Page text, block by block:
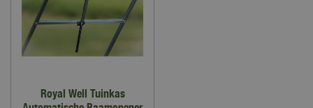
Royal Well Tuinkas